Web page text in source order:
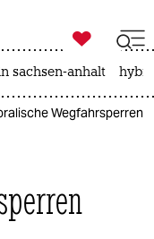

taz zahl ich
sachsen-anhalt
Wegfahrsperren